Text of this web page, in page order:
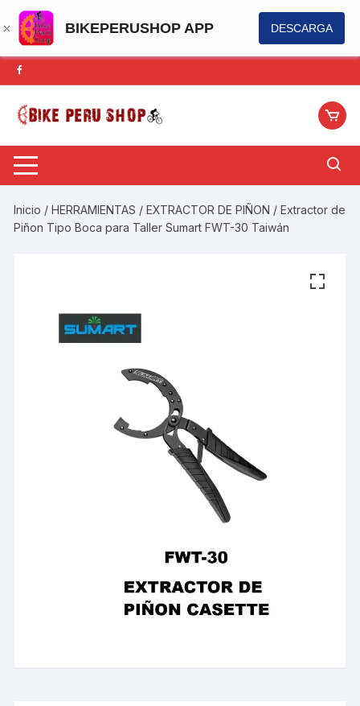
BIKEPERUSHOP APP DESCARGA
Saltar
al
contenido
Inicio /HERRAMIENTAS /EXTRACTOR DE PIÑON / Extractor de
Piñon Tipo Boca para Taller Sumart FWT-30 Taiwán